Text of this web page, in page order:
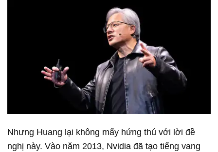
Nhưng Huang lại không mấy hứng thú với lời đề
nghị này. Vào năm 2013, Nvidia đã tạo tiếng vang